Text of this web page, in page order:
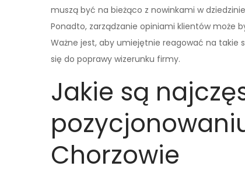
muszą być na bieżąco z nowinkami w
Ponadto, zarządzanie opiniami klientów może
Ważne jest, aby umiejętnie reagować na takie
się do poprawy wizerunku firmy.
Jakie są
Chorzowie